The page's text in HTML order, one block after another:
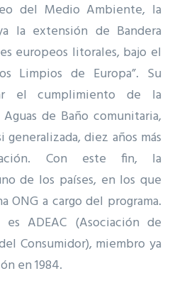
del Medio Ambiente, la
la extensión de Bandera
europeos litorales, bajo el
Limpios de Europa”. Su
el cumplimiento de la
de Baño comunitaria,
diez años más
Con este fin, la
de los países, en los que
ONG a cargo del programa.
es ADEAC (Asociación de
Consumidor), miembro ya
en 1984.